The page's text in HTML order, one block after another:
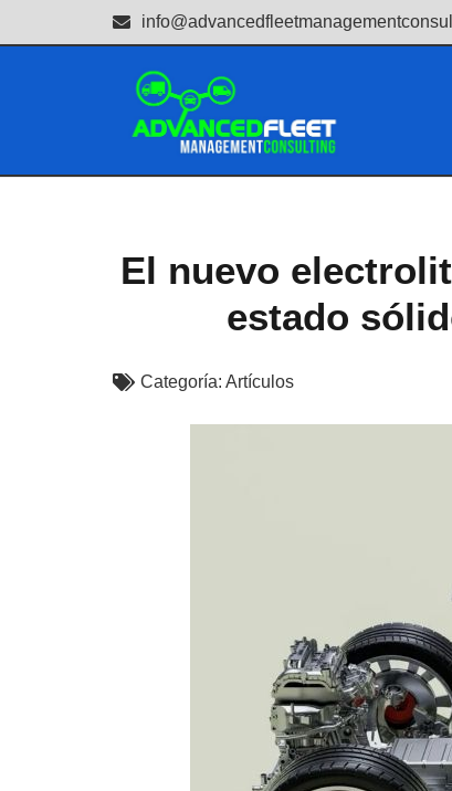
El nuevo
estado
Categoría: Artículos